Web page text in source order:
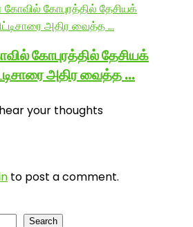
கோபுரத்தில் தேசியக்
அதிர வைத்த …
your thoughts
to post a comment.
Search